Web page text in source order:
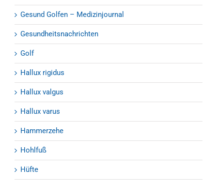
Gesund Golfen – Medizinjournal
Gesundheitsnachrichten
Golf
Hallux rigidus
Hallux valgus
Hallux varus
Hammerzehe
Hohlfuß
Hüfte